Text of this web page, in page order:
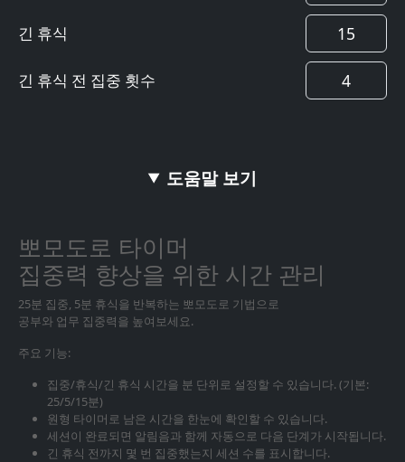
긴 휴식
긴 휴식 전 집중 횟수
도움말 보기
뽀모도로 타이머
집중력 향상을 위한 시간 관리
25분 집중, 5분 휴식을 반복하는 뽀모도로 기법으로
공부와 업무 집중력을 높여보세요.
주요 기능:
집중/휴식/긴 휴식 시간을 분 단위로 설정할 수 있습니다. (기본:
25/5/15분)
원형 타이머로 남은 시간을 한눈에 확인할 수 있습니다.
세션이 완료되면 알림음과 함께 자동으로 다음 단계가 시작됩니다.
긴 휴식 전까지 몇 번 집중했는지 세션 수를 표시합니다.